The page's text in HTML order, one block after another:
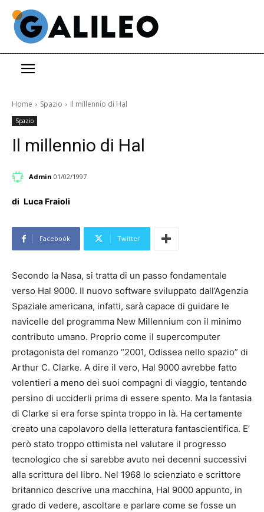
Home Spazio Il millennio di Hal
Spazio
Il millennio di Hal
Admin 01/02/1997
di Luca Fraioli
Facebook Twitter
Secondo la Nasa, si tratta di un passo fondamentale
verso Hal 9000. Il nuovo software sviluppato dall’Agenzia
Spaziale americana, infatti, sarà capace di guidare le
navicelle del programma New Millennium con il minimo
contributo umano. Proprio come il supercomputer
protagonista del romanzo “2001, Odissea nello spazio” di
Arthur C. Clarke. A dire il vero, Hal 9000 avrebbe fatto
volentieri a meno dei suoi compagni di viaggio, tentando
persino di ucciderli prima di essere spento. Ma la fantasia
di Clarke si era forse spinta troppo in là. Ha certamente
creato una capolavoro della letteratura fantascientifica. E’
però stato troppo ottimista nel valutare il progresso
tecnologico che si sarebbe avuto nei decenni successivi
alla scrittura del libro. Nel 1968 lo scienziato e scrittore
britannico descrive una macchina, Hal 9000 appunto, in
grado di vedere, ascoltare e parlare come se fosse un